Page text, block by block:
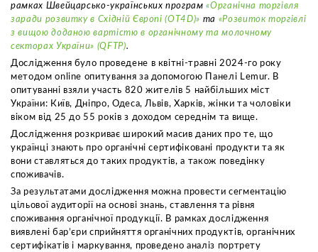
рамках Швейцарсько-українських програм«Органічна торгівля
заради розвитку в Східній Європі (OT4D)» та «Розвиток торгівлі
з вищою доданою вартістю в органічному та молочному
секторах України» (QFTP).
Дослідження було проведене в квітні-травні 2024-го року
методом оnline опитування за допомогою Панелі Lemur. В
опитуванні взяли участь 820 жителів 5 найбільших міст
України: Київ, Дніпро, Одеса, Львів, Харків, жінки та чоловіки
віком від 25 до 55 років з доходом середнім та вище.
Дослідження розкриває широкий масив даних про те, що
українці знають про органічні сертифіковані продукти та як
вони ставляться до таких продуктів, а також поведінку
споживачів.
За результатами дослідження можна провести сегментацію
цільової аудиторії на основі знань, ставлення та рівня
споживання органічної продукції. В рамках дослідження
виявлені бар’єри сприйняття органічних продуктів, органічних
сертифікатів і маркування, проведено аналіз портрету